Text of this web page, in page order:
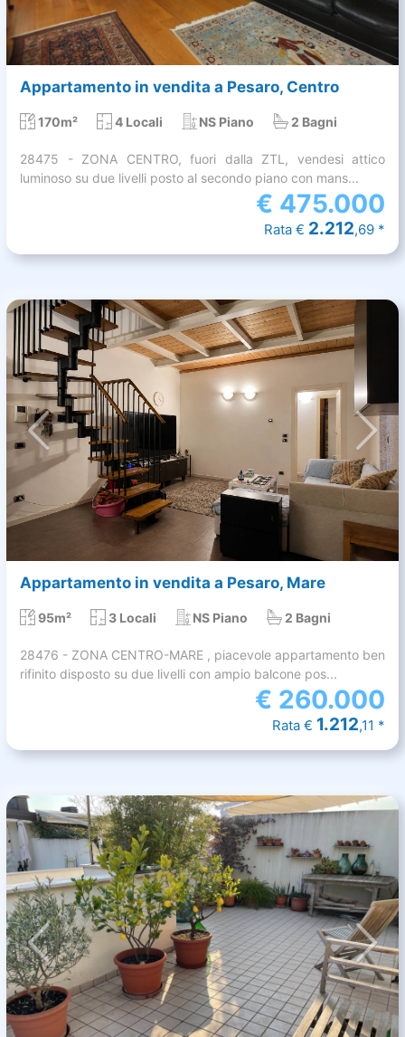
Appartamento in vendita a Pesaro, Centro
170m² 4 Locali NS Piano 2 Bagni
28475 - ZONA CENTRO, fuori dalla ZTL, vendesi attico
luminoso su due livelli posto al secondo piano con mans...
€ 475.000
Rata € 2.212,69 *
Appartamento in vendita a Pesaro, Mare
95m² 3 Locali NS Piano 2 Bagni
28476 - ZONA CENTRO-MARE , piacevole appartamento ben
rifinito disposto su due livelli con ampio balcone pos...
€ 260.000
Rata € 1.212,11 *